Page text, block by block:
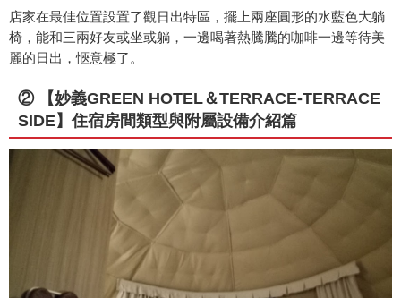
店家在最佳位置設置了觀日出特區，擺上兩座圓形的水藍色大躺
椅，能和三兩好友或坐或躺，一邊喝著熱騰騰的咖啡一邊等待美
麗的日出，愜意極了。
② 【妙義GREEN HOTEL＆TERRACE-TERRACE
SIDE】住宿房間類型與附屬設備介紹篇